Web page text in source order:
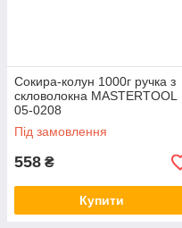
Сокира-колун 1000г ручка з
скловолокна MASTERTOOL
05-0208
Під замовлення
558 ₴
Купити